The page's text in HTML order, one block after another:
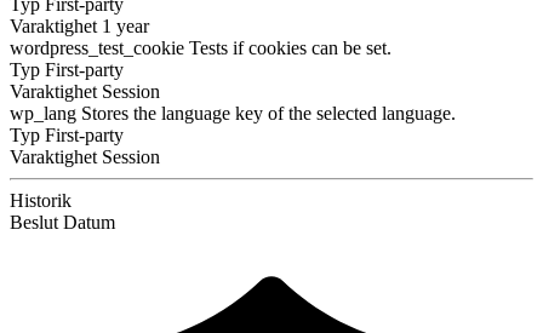
Varaktighet 1 year
wordpress_test_cookie Tests if cookies can be set.
Typ First-party
Varaktighet Session
wp_lang Stores the language key of the selected language.
Typ First-party
Varaktighet Session
Historik
Beslut Datum